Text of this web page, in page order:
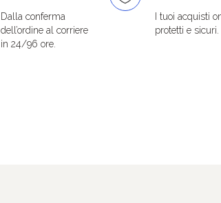
Dalla conferma
dell’ordine al corriere
in 24/96 ore.
I tuoi acquisti
protetti e sicuri.